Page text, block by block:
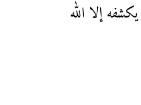
إلا الله